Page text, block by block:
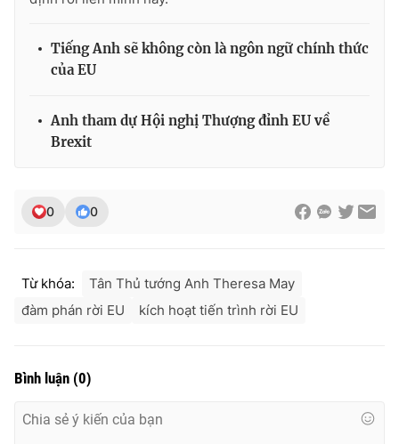
Cơ quan chủ quản:
cấp ngày 29/12/2023
Tổng Biên tập: Vũ Thanh Thủy
Tổng đài VTV:
Tiếng Anh sẽ không còn là ngôn ngữ chính thức
của EU
Anh tham dự Hội nghị Thượng đỉnh EU về
Brexit
0 0
Từ khóa:
Tân Thủ tướng Anh Theresa May
đàm phán rời EU
kích hoạt tiến trình rời EU
Bình luận (0)